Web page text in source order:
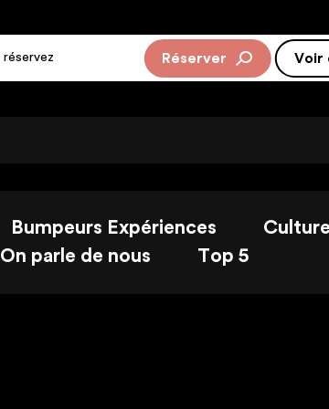
Réserver Voir
Bumpeurs Expériences
On parle de nous
Top 5